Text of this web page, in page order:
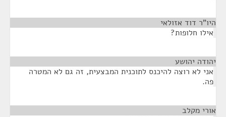
היו"ר דוד אזולאי
אילו חלופות?
יהודה יהושע
אני לא רוצה להיכנס לתוכנית המבצעית, זה גם לא המטרה
פה.
אורי מקלב